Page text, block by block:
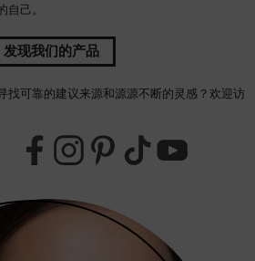
己。
发现我们的产品
找可靠的建议来源和源源不断的灵感？欢迎访